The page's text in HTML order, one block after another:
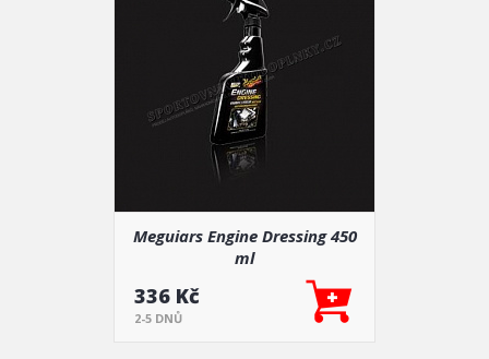
Meguiars Engine Dressing 450
ml
336 Kč
2-5 DNŮ